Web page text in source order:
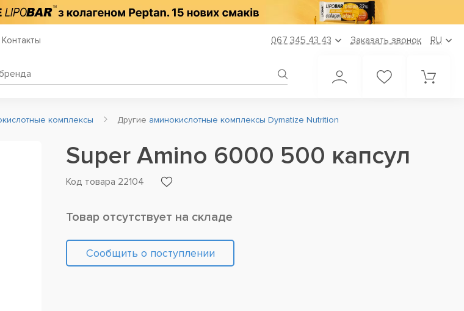
Контакты 067 345 43 43 Заказать звонок RU
комплексы Другие аминокислотные комплексы Dymatize Nutrition
Super Amino 6000 500 капсул
Код товара 22104
Товар отсутствует на складе
Сообщить о поступлении